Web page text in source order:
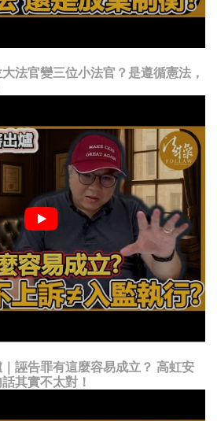
法官變三位小法官？是遵循憲法，
誣告罪有這麼容易成立？ 高虹安
其實不太對！